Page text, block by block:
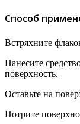
Способ
Встряхните
Нанесите
поверхность.
Оставьте на
Потрите